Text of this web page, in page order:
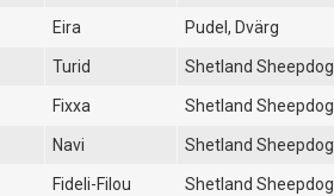
Eira Pudel, Dvärg
Turid Shetland Sheepdog
Fixxa Shetland Sheepdog
Navi Shetland Sheepdog
Fideli-Filou Shetland Sheepdog